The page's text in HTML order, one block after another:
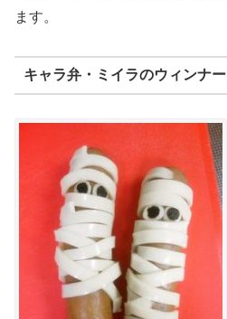
ます。
キャラ弁・ミイラのウィンナー